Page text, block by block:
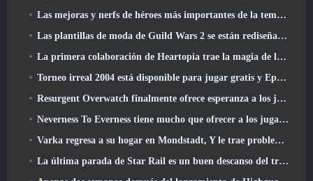
Las mejoras y nerfs de héroes más importantes de la temporada 6.5
Las plantillas de moda de Guild Wars 2 se están rediseñando según los comentarios de los jugadores
La primera colaboración de Heartopia trae la magia de la amistad de My Little Pony
Torneo irreal 2004 está disponible para jugar gratis y Epic no demandará a nadie por ello
Resurgent Overwatch finalmente ofrece esperanza a los jugadores
Neverness To Everness tiene mucho que ofrecer a los jugadores, particularmente divertido
Varka regresa a su hogar en Mondstadt, Y le trae problemas en la actualización Luna V de Genshin Impact
La última parada de Star Rail es un buen descanso del trauma